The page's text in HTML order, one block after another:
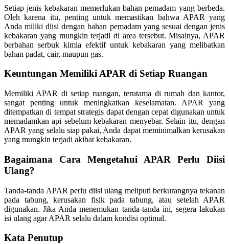
Setiap jenis kebakaran memerlukan bahan pemadam yang berbeda.
Oleh karena itu, penting untuk memastikan bahwa APAR yang
Anda miliki diisi dengan bahan pemadam yang sesuai dengan jenis
kebakaran yang mungkin terjadi di area tersebut. Misalnya, APAR
berbahan serbuk kimia efektif untuk kebakaran yang melibatkan
bahan padat, cair, maupun gas.
Keuntungan Memiliki APAR di Setiap Ruangan
Memiliki APAR di setiap ruangan, terutama di rumah dan kantor,
sangat penting untuk meningkatkan keselamatan. APAR yang
ditempatkan di tempat strategis dapat dengan cepat digunakan untuk
memadamkan api sebelum kebakaran menyebar. Selain itu, dengan
APAR yang selalu siap pakai, Anda dapat meminimalkan kerusakan
yang mungkin terjadi akibat kebakaran.
Bagaimana Cara Mengetahui APAR Perlu Diisi
Ulang?
Tanda-tanda APAR perlu diisi ulang meliputi berkurangnya tekanan
pada tabung, kerusakan fisik pada tabung, atau setelah APAR
digunakan. Jika Anda menemukan tanda-tanda ini, segera lakukan
isi ulang agar APAR selalu dalam kondisi optimal.
Kata Penutup